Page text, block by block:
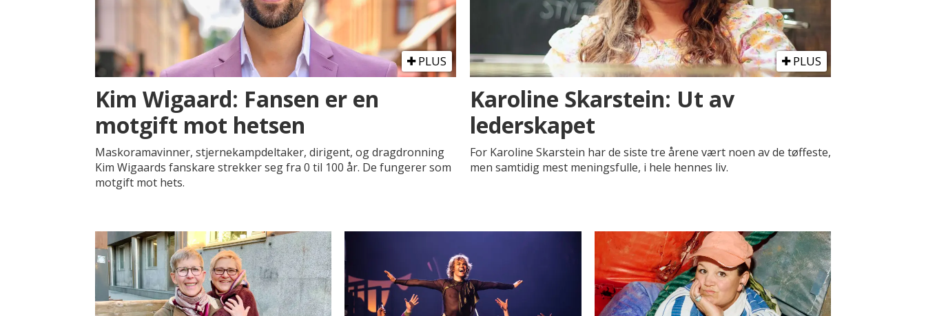
PLUS
Kim Wigaard: Fansen er en
motgift mot hetsen
Maskoramavinner, stjernekampdeltaker, dirigent, og dragdronning
Kim Wigaards fanskare strekker seg fra 0 til 100 år. De fungerer som
motgift mot hets.
PLUS
Karoline Skarstein: Ut av
lederskapet
For Karoline Skarstein har de siste tre årene vært noen av de tøffeste,
men samtidig mest meningsfulle, i hele hennes liv.